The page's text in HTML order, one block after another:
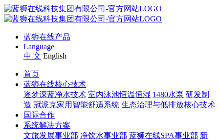
蓝狮在线产品
Language
中 文 English
首页
蓝狮在线核心技术
逐梦深蓝净水技术 室内泳池恒温恒湿 1480水泵 研发制
造 冠派克家用智能舒适系统 生态治理与低排放核心技术
国际合作
系统解决方案
文旅发展事业部 净饮水事业部 蓝狮在线SPA事业部 新